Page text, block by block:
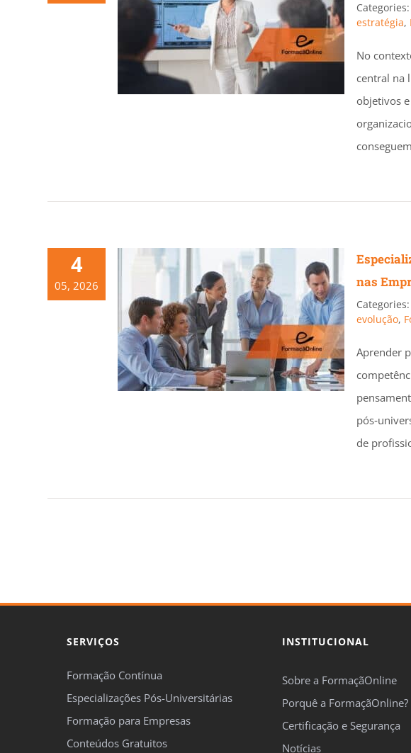
Categories:
estratégia,
No
central na
objetivos
4
05, 2026
nas
Categories:
evolução,
Aprender
de
SERVIÇOS
Formação Contínua
Especializações Pós-Universitárias
Formação para Empresas
Conteúdos Gratuitos
INSTITUCIONAL
Sobre a FormaçãOnline
Porquê a FormaçãOnline?
Certificação e Segurança
Notícias